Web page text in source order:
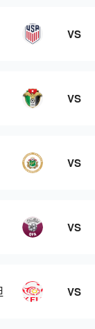
VS
VS
VS
VS
VS